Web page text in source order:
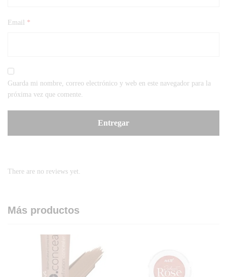
Email *
Guarda mi nombre, correo electrónico y web en este navegador para la
próxima vez que comente.
There are no reviews yet.
Más productos